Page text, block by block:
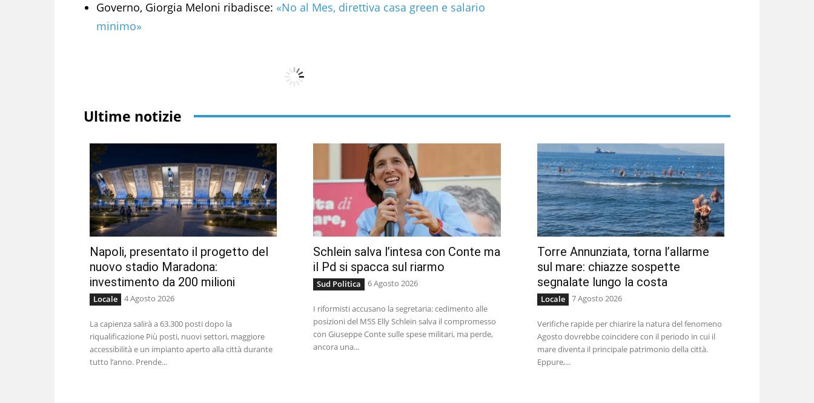
Governo, Giorgia Meloni ribadisce: «No al Mes, direttiva casa green e salario
minimo»
Ultime notizie
Napoli, presentato il progetto del
nuovo stadio Maradona:
investimento da 200 milioni
Locale 4 Agosto 2026
La capienza salirà a 63.300 posti dopo la
riqualificazione Più posti, nuovi settori, maggiore
accessibilità e un impianto aperto alla città durante
tutto l’anno. Prende...
Schlein salva l’intesa con Conte ma
il Pd si spacca sul riarmo
Sud Politica 6 Agosto 2026
I riformisti accusano la segretaria: cedimento alle
posizioni del M5S Elly Schlein salva il compromesso
con Giuseppe Conte sulle spese militari, ma perde,
ancora una...
Torre Annunziata, torna l’allarme
sul mare: chiazze sospette
segnalate lungo la costa
Locale 7 Agosto 2026
Verifiche rapide per chiarire la natura del fenomeno
Agosto dovrebbe coincidere con il periodo in cui il
mare diventa il principale patrimonio della città.
Eppure,...